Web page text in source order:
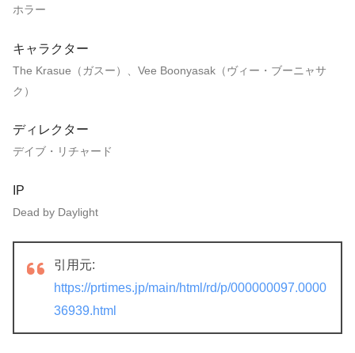
ホラー
キャラクター
The Krasue（ガスー）、Vee Boonyasak（ヴィー・ブーニャサ
ク）
ディレクター
デイブ・リチャード
IP
Dead by Daylight
引用元:
https://prtimes.jp/main/html/rd/p/000000097.0000
36939.html